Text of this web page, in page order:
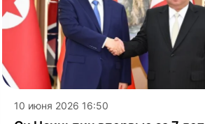
10 июня 2026 16:50